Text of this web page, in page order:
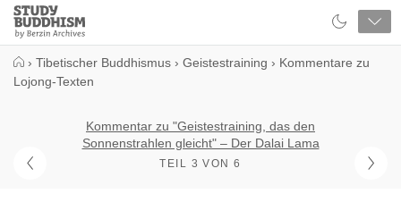
Close
Study
Buddhism
› Tibetischer Buddhismus › Geistestraining › Kommentare zu
Lojong-Texten
Kommentar zu "Geistestraining, das den
Sonnenstrahlen gleicht" – Der Dalai Lama
TEIL 3 VON 6